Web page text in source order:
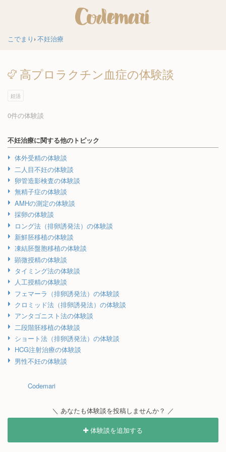
こでまり 不妊治療
高プロラクチン血症の体験談
妊活
0件の体験談
不妊治療に関する他のトピック
体外受精の体験談
二人目不妊の体験談
卵管造影検査の体験談
無精子症の体験談
AMHの測定の体験談
採卵の体験談
ロング法（排卵誘発法）の体験談
新鮮胚移植の体験談
凍結胚盤胞移植の体験談
顕微授精の体験談
タイミング法の体験談
人工授精の体験談
フェマーラ（排卵誘発法）の体験談
クロミッド法（排卵誘発法）の体験談
アンタゴニスト法の体験談
二段階胚移植の体験談
ショート法（排卵誘発法）の体験談
HCG注射治療の体験談
男性不妊の体験談
Codemari
＼ あなたも体験談を投稿しませんか？ ／
体験談を追加する